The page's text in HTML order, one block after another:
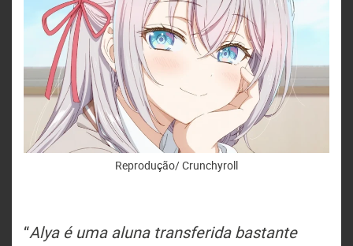
Reprodução/ Crunchyroll
“Alya é uma aluna transferida bastante